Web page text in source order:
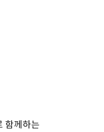
함께하는